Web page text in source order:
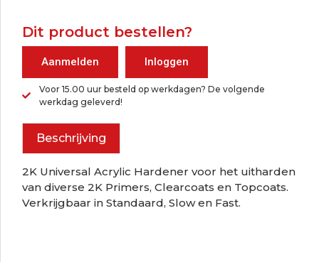
Dit product bestellen?
Aanmelden Inloggen
Voor 15.00 uur besteld op werkdagen? De volgende
werkdag geleverd!
Beschrijving
2K Universal Acrylic Hardener voor het uitharden
van diverse 2K Primers, Clearcoats en Topcoats.
Verkrijgbaar in Standaard, Slow en Fast.